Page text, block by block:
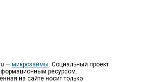
—микрозаймы. Социальный проект
ресурсом.
на сайте носит только